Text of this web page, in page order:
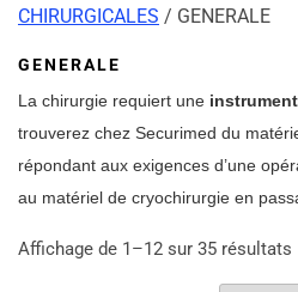
CHIRURGICALES / GENERALE
GENERALE
La chirurgie requiert une
trouverez chez Securimed du
répondant aux exigences d’une
au matériel de cryochirurgie en
Affichage de 1–12 sur 35 résultats